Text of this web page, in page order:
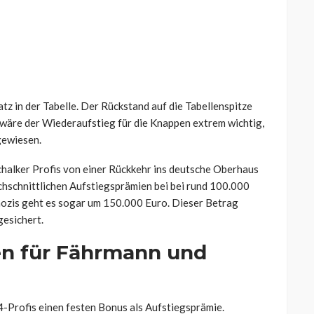
in der Tabelle. Der Rückstand auf die Tabellenspitze
der Wiederaufstieg für die Knappen extrem wichtig,
Profis von einer Rückkehr ins deutsche Oberhaus
Aufstiegsprämien bei bei rund 100.000
geht es sogar um 150.000 Euro. Dieser Betrag
für Fährmann und
Profis einen festen Bonus als Aufstiegsprämie.